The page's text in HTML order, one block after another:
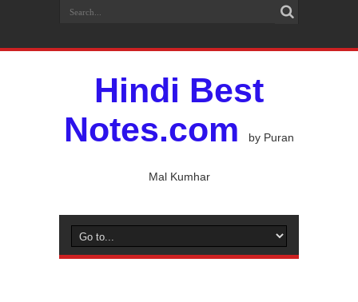
Hindi Best
Notes.com
by Puran
Mal Kumhar